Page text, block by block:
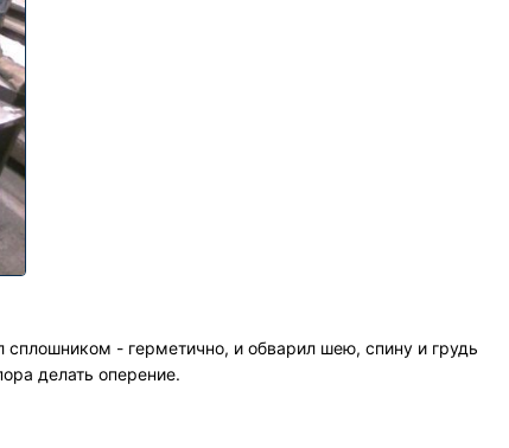
сплошником - герметично, и обварил шею, спину и грудь
делать оперение.